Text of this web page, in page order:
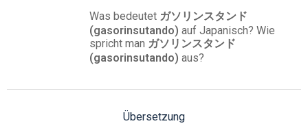
Was bedeutet ガソリンスタンド
(gasorinsutando) auf Japanisch? Wie
spricht man ガソリンスタンド
(gasorinsutando) aus?
Übersetzung